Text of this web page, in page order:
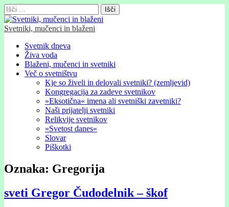
Išči:
Svetniki, mučenci in blaženi
Glavni
meni
Skip
content
Svetnik dneva
Živa voda
Blaženi, mučenci in svetniki
Več o svetništvu
Kje so živeli in delovali svetniki? (zemljevid)
Kongregacija za zadeve svetnikov
»Eksotična« imena ali svetniški zavetniki?
Naši prijatelji svetniki
Relikvije svetnikov
»Svetost danes«
Slovar
Piškotki
Oznaka: Gregorija
sveti Gregor Čudodelnik – škof